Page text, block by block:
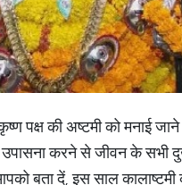
पक्ष की अष्टमी को मनाई
उपासना करने से जीवन के
बता दें, इस साल